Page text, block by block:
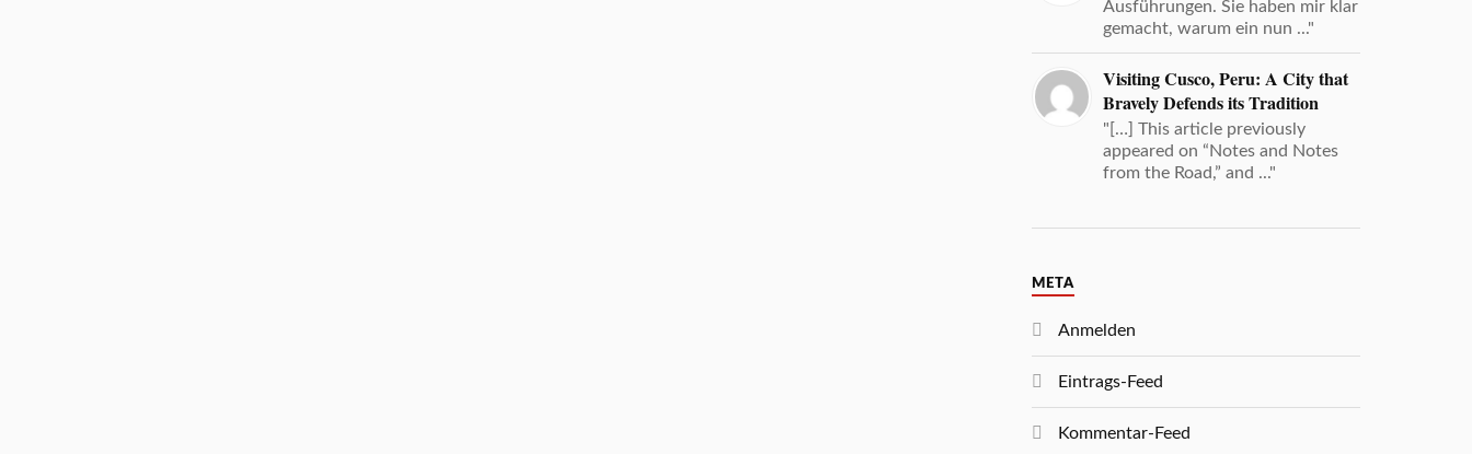
Ausführungen. Sie haben mir klar
gemacht, warum ein nun ..."
Visiting Cusco, Peru: A City that
Bravely Defends its Tradition
"[…] This article previously
appeared on “Notes and Notes
from the Road,” and ..."
META
Anmelden
Eintrags-Feed
Kommentar-Feed